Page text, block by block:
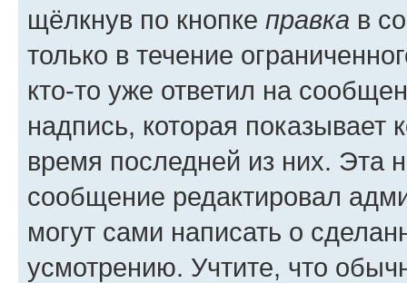
щёлкнув по кнопке правка в
только в течение
кто-то уже ответил на
надпись, которая показывает
время последней из них. Эта
сообщение редактировал
могут сами написать о
усмотрению. Учтите, что